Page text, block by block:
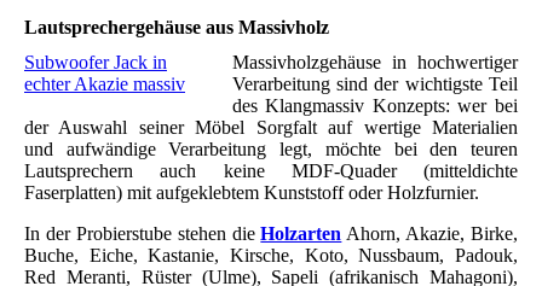
Lautsprechergehäuse aus Massivholz
Subwoofer Jack in
echter Akazie massiv
Massivholzgehäuse in hochwertiger
Verarbeitung sind der wichtigste Teil
des Klangmassiv Konzepts: wer bei
der Auswahl seiner Möbel Sorgfalt auf wertige Materialien
und aufwändige Verarbeitung legt, möchte bei den teuren
Lautsprechern auch keine MDF-Quader (mitteldichte
Faserplatten) mit aufgeklebtem Kunststoff oder Holzfurnier.
In der Probierstube stehen dieHolzarten Ahorn, Akazie, Birke,
Buche, Eiche, Kastanie, Kirsche, Koto, Nussbaum, Padouk,
Red Meranti, Rüster (Ulme), Sapeli (afrikanisch Mahagoni),